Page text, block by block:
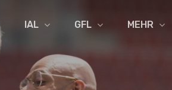
IAL GFL MEHR